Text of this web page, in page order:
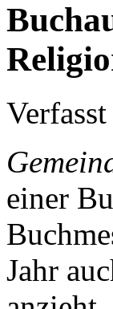
einer
Jahr